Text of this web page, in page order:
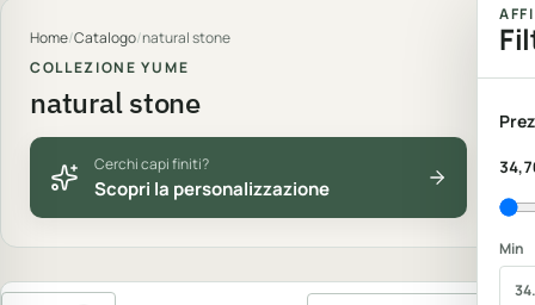
Home/Catalogo/natural stone
COLLEZIONE YUME
natural stone
Cerchi capi finiti?
Scopri la personalizzazione
Min